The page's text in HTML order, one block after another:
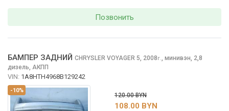
Позвонить
-10%
БАМПЕР ЗАДНИЙ CHRYSLER VOYAGER 5, 2008г. минивэн, 2,8
дизель, АКПП
VIN: 1A8HTH4968B129242
120.00 BYN
108.00 BYN